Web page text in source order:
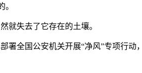
。
就失去了它存在的土壤。
署全国公安机关开展“净风”专项行动